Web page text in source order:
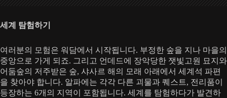
세계 탐험하기
여러분의 모험은 워담에서 시작됩니다. 부정한 숲을 지나 마을의
중앙으로 가게 되죠. 그리고 언데드에 장악당한 잿빛고원 묘지와
어둠숲의 저주받은 숲, 샤사르 해의 모래 아래에서 세계석 파편
을 찾아야 합니다. 알파에는 각각 다른 괴물과 퀘스트, 전리품이
등장하는 6개의 지역이 포함됩니다. 세계를 탐험하다가 발견하